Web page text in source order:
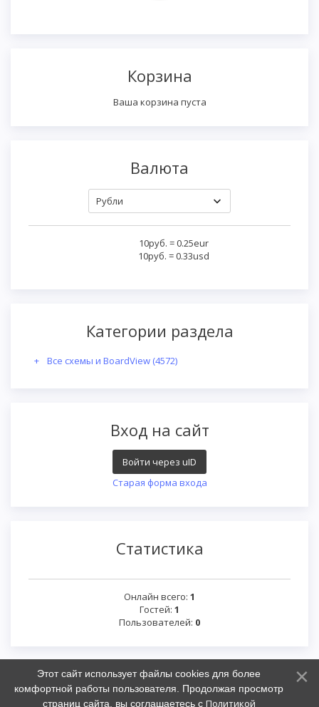
Корзина
Ваша корзина пуста
Валюта
10руб. =0.25eur
10руб. =0.33usd
Категории раздела
Все схемы и BoardView (4572)
Вход на сайт
Войти через uID
Старая форма входа
Статистика
Онлайн всего: 1
Гостей: 1
Пользователей: 0
Этот сайт использует файлы cookies для более
комфортной работы пользователя. Продолжая просмотр
страниц сайта, вы соглашаетесь с Политикой